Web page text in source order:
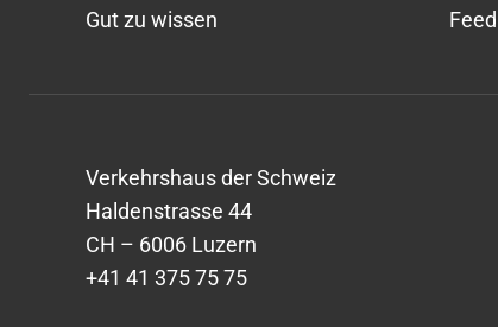
Gut zu wissen
Verkehrshaus der Schweiz
Haldenstrasse 44
CH – 6006 Luzern
+41 41 375 75 75